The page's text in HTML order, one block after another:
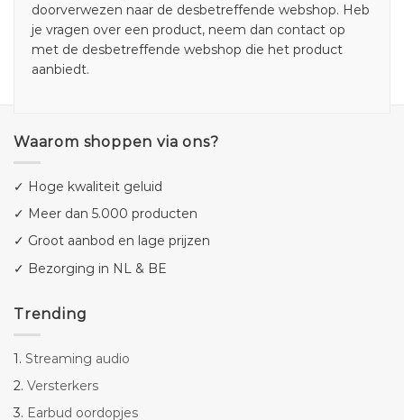
doorverwezen naar de desbetreffende webshop. Heb
je vragen over een product, neem dan contact op
met de desbetreffende webshop die het product
aanbiedt.
Waarom shoppen via ons?
✓ Hoge kwaliteit geluid
✓ Meer dan 5.000 producten
✓ Groot aanbod en lage prijzen
✓ Bezorging in NL & BE
Trending
1. Streaming audio
2. Versterkers
3. Earbud oordopjes